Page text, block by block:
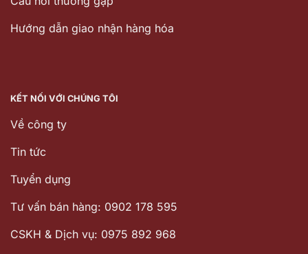
Hướng dẫn giao nhận hàng hóa
KẾT NỐI VỚI CHÚNG TÔI
Về công ty
Tin tức
Tuyển dụng
Tư vấn bán hàng: 0902 178 595
CSKH & Dịch vụ: 0975 892 968